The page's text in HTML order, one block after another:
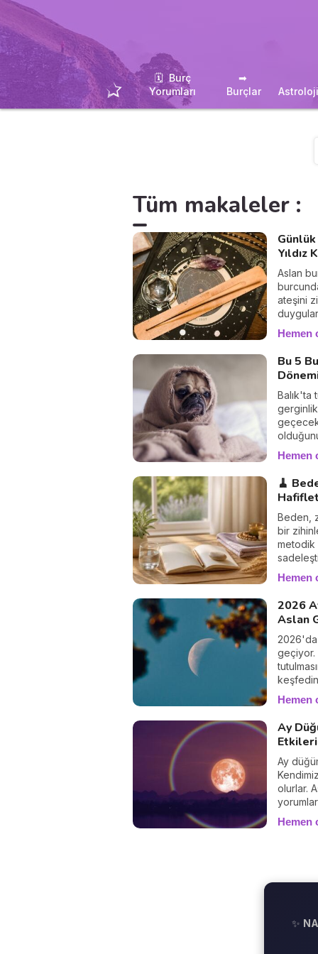
🗓 ️ Burç
Yorumları
➡ ️
Burçlar
Tüm makaleler :
Yıldız
Aslan
ateşini
bir
Hemen
Bu 5
Balık'ta
Hemen
🧹
Beden,
bir
metodik
Hemen
2026
Aslan
geçiyor.
Hemen
Ay
Ay
olurlar.
Hemen
✨